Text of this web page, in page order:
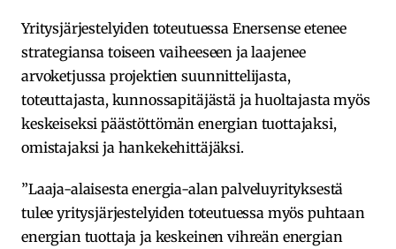
Yritysjärjestelyiden toteutuessa Enersense etenee
strategiansa toiseen vaiheeseen ja laajenee
arvoketjussa projektien suunnittelijasta,
toteuttajasta, kunnossapitäjästä ja huoltajasta myös
keskeiseksi päästöttömän energian tuottajaksi,
omistajaksi ja hankekehittäjäksi.
”Laaja-alaisesta energia-alan palveluyrityksestä
tulee yritysjärjestelyiden toteutuessa myös puhtaan
energian tuottaja ja keskeinen vihreän energian